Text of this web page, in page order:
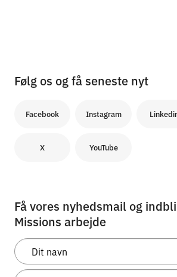
Følg os og få seneste nyt
Facebook Instagram
X YouTube
Få vores nyhedsmail og
Missions arbejde